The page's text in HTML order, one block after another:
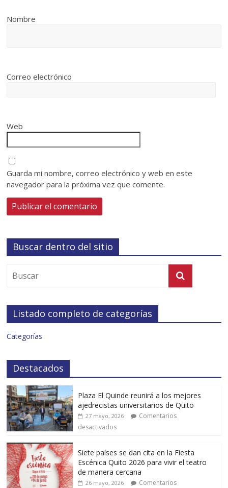
Nombre
Correo electrónico
Web
Guarda mi nombre, correo electrónico y web en este
navegador para la próxima vez que comente.
Buscar dentro del sitio
Listado completo de categorías
Categorías
Destacados
Plaza El Quinde reunirá a los mejores
ajedrecistas universitarios de Quito
27 mayo, 2026
Comentarios
desactivados
Siete países se dan cita en la Fiesta
Escénica Quito 2026 para vivir el teatro
de manera cercana
26 mayo, 2026
Comentarios